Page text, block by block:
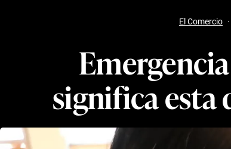
El Comercio ·
significa esta